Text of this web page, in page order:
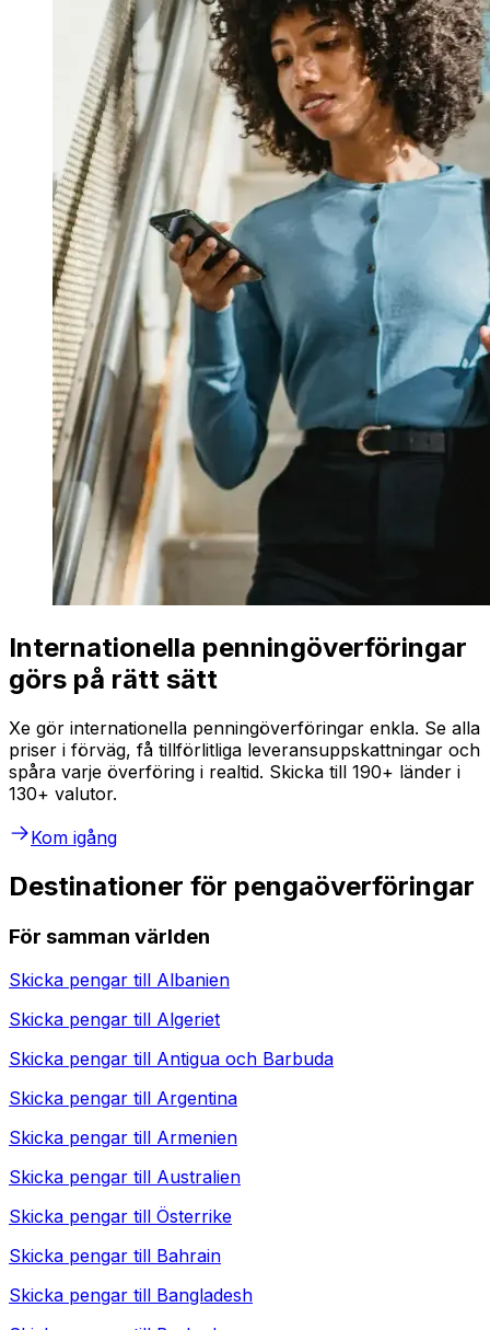
Internationella penningöverföringar
görs på rätt sätt
Xe gör internationella penningöverföringar enkla. Se alla
priser i förväg, få tillförlitliga leveransuppskattningar och
spåra varje överföring i realtid. Skicka till 190+ länder i
130+ valutor.
Kom igång
Destinationer för pengaöverföringar
För samman världen
Skicka pengar till Albanien
Skicka pengar till Algeriet
Skicka pengar till Antigua och Barbuda
Skicka pengar till Argentina
Skicka pengar till Armenien
Skicka pengar till Australien
Skicka pengar till Österrike
Skicka pengar till Bahrain
Skicka pengar till Bangladesh